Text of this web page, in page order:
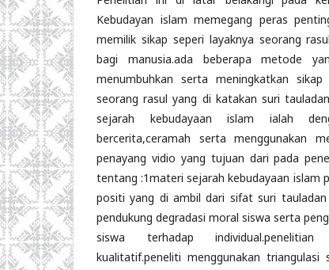
Kebudayan islam memegang peras
memilik sikap seperi layaknya seorang
bagi manusia.ada beberapa metode
menumbuhkan serta meningkatkan
seorang rasul yang di katakan suri
sejarah kebudayaan islam ialah
bercerita,ceramah serta menggunakan
penayang vidio yang tujuan dari pada
tentang :1materi sejarah kebudayaan islam
positi yang di ambil dari sifat suri
pendukung degradasi moral siswa serta
siswa terhadap individual.penelitian
kualitatif.peneliti menggunakan triangulasi